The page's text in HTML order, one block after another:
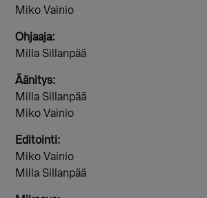
Miko Vainio
Ohjaaja:
Milla Sillanpää
Äänitys:
Milla Sillanpää
Miko Vainio
Editointi:
Miko Vainio
Milla Sillanpää